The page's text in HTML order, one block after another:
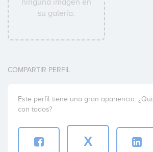
ninguna imágen en
su galería.
COMPARTIR PERFIL
Este perfil tiene una gran apariencia.
con todos?
X